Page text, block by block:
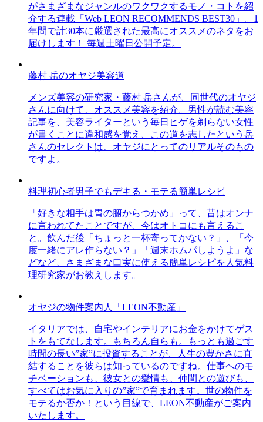
がさまざまなジャンルのワクワクするモノ・コトを紹
介する連載「Web LEON RECOMMENDS BEST30」。1
年間で計30本に厳選された最高にオススメのネタをお
届けします！ 毎週土曜日公開予定。
藤村 岳のオヤジ美容道
メンズ美容の研究家・藤村 岳さんが、同世代のオヤジ
さんに向けて、オススメ美容を紹介。男性が読む美容
記事を、美容ライターという毎日ヒゲを剃らない女性
が書くことに違和感を覚え、この道を志したという岳
さんのセレクトは、オヤジにとってのリアルそのもの
ですよ。
料理初心者男子でもデキる・モテる簡単レシピ
「好きな相手は胃の腑からつかめ」って、昔はオンナ
に言われてたことですが、今はオトコにも言えるこ
と。飲んだ後「ちょっと一杯寄ってかない？」、「今
度一緒にアレ作らない？」「週末ホムパしようよ」な
どなど、さまざまな口実に使える簡単レシピを人気料
理研究家がお教えします。
オヤジの物件案内人「LEON不動産」
イタリアでは、自宅やインテリアにお金をかけてゲス
トをもてなします。もちろん自らも。もっとも過ごす
時間の長い”家”に投資することが、人生の豊かさに直
結することを彼らは知っているのですね。仕事へのモ
チベーションも、彼女との愛情も、仲間との遊びも、
すべてはお気に入りの”家”で育まれます。世の物件を
モテるか否か！という目線で、LEON不動産がご案内
いたします。